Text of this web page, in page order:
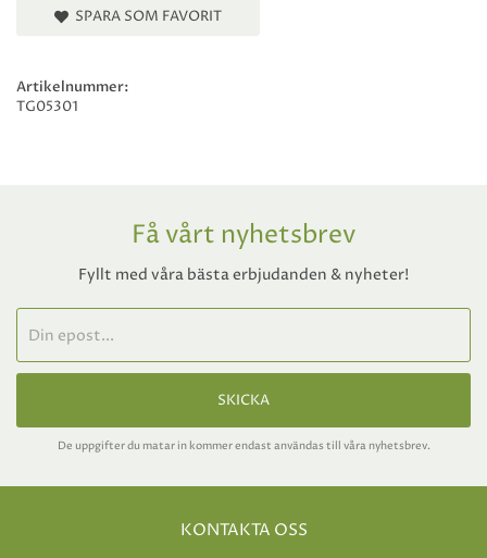
SPARA SOM FAVORIT
Artikelnummer:
TG05301
Få vårt nyhetsbrev
Fyllt med våra bästa erbjudanden & nyheter!
SKICKA
De uppgifter du matar in kommer endast användas till våra nyhetsbrev.
KONTAKTA OSS